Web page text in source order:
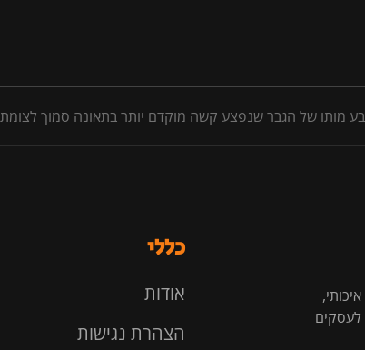
מותו של הגבר שנפצע קשה מוקדם יותר בתאונה סמוך לצומת
לעסקים
כללי
אודות
הצהרת נגישות